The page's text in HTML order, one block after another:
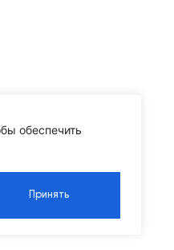
обеспечить
Принять